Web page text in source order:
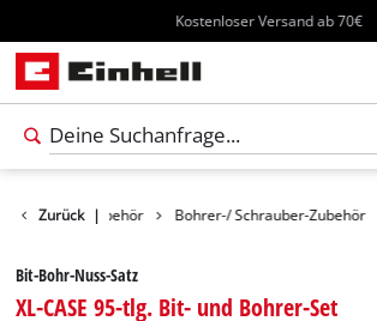
Kostenloser Versand ab 70€
Zurück |
Werkzeug-Zubehör Bohrer-/ Schrauber-Zubehör
Bit-Bohr-Nuss-Satz
XL-CASE 95-tlg. Bit- und Bohrer-Set